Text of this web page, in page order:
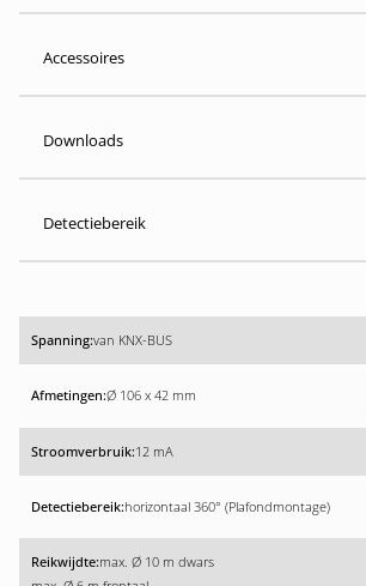
Accessoires
Downloads
Detectiebereik
van KNX-BUS
Ø 106 x 42 mm
12 mA
horizontaal 360° (Plafondmontage)
max. Ø 10 m dwars